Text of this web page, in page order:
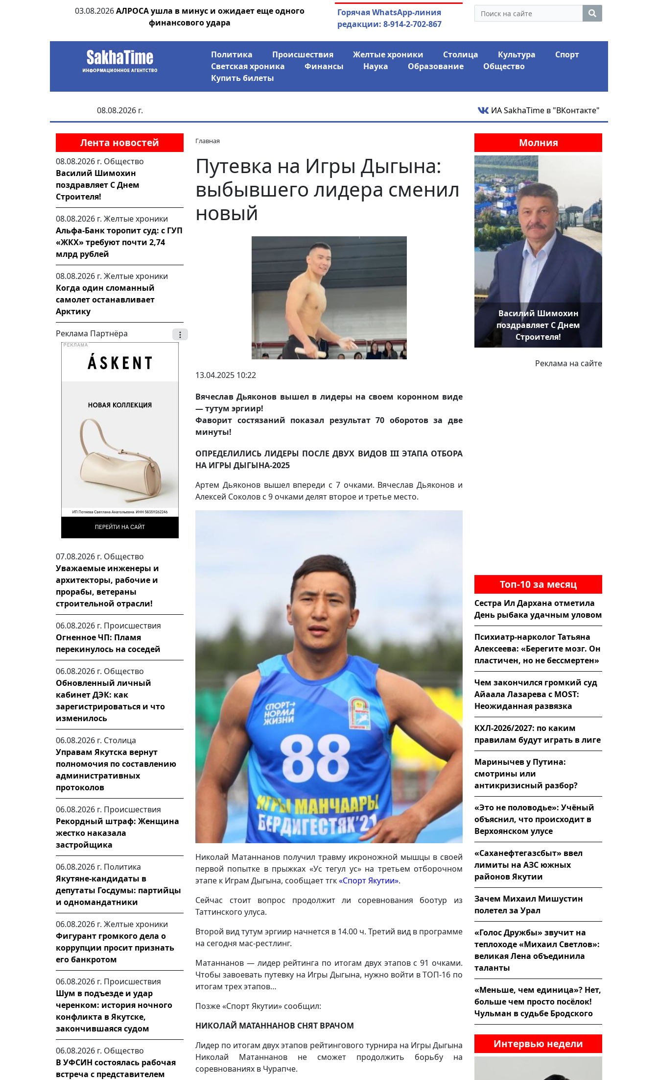
03.08.2026 АЛРОСА ушла в минус и ожидает еще одного
финансового удара
04.08.2026Маринычев у Путина: смотрины или
антикризисный разбор?
04.08.2026
заявил о
Горячая WhatsApp-линия
редакции: 8-914-2-702-867
Политика Происшествия Желтые хроники Столица Культура
Спорт
Светская хроника
Финансы Наука Образование
Общество
Купить билеты
08.08.2026 г. ИА SakhaTime в "ВКонтакте"
Лента новостей
08.08.2026 г. Общество
Василий Шимохин
поздравляет С Днем
Строителя!
08.08.2026 г. Желтые хроники
Альфа-Банк торопит суд: с ГУП
«ЖКХ» требуют почти 2,74
млрд рублей
08.08.2026 г. Желтые хроники
Когда один сломанный
самолет останавливает
Арктику
Реклама Партнёра
07.08.2026 г. Общество
Уважаемые инженеры и
архитекторы, рабочие и
прорабы, ветераны
строительной отрасли!
06.08.2026 г. Происшествия
Огненное ЧП: Пламя
перекинулось на соседей
06.08.2026 г. Общество
Обновленный личный
кабинет ДЭК: как
зарегистрироваться и что
изменилось
06.08.2026 г. Столица
Управам Якутска вернут
полномочия по составлению
административных
протоколов
06.08.2026 г. Происшествия
Рекордный штраф: Женщина
жестко наказала
застройщика
06.08.2026 г. Политика
Якутяне-кандидаты в
депутаты Госдумы: партийцы
и одномандатники
06.08.2026 г. Желтые хроники
Фигурант громкого дела о
коррупции просит признать
его банкротом
06.08.2026 г. Происшествия
Шум в подъезде и удар
черенком: история ночного
конфликта в Якутске,
закончившаяся судом
06.08.2026 г. Общество
В УФСИН состоялась рабочая
встреча с представителем
Главная
Путевка на Игры Дыгына:
выбывшего лидера сменил
новый
13.04.2025 10:22
Вячеслав Дьяконов вышел в лидеры на своем коронном виде
— тутум эргиир!
Фаворит состязаний показал результат 70 оборотов за две
минуты!
ОПРЕДЕЛИЛИСЬ ЛИДЕРЫ ПОСЛЕ ДВУХ ВИДОВ III ЭТАПА ОТБОРА
НА ИГРЫ ДЫГЫНА-2025
Артем Дьяконов вышел впереди с 7 очками. Вячеслав Дьяконов и
Алексей Соколов с 9 очками делят второе и третье место.
Николай Матаннанов получил травму икроножной мышцы в своей
первой попытке в прыжках «Ус тегул ус» на третьем отборочном
этапе к Играм Дыгына, сообщает тгк«Спорт Якутии».
Сейчас стоит вопрос продолжит ли соревнования боотур из
Таттинского улуса.
Второй вид тутум эргиир начнется в 14.00 ч. Третий вид в программе
на сегодня мас-рестлинг.
Матаннанов — лидер рейтинга по итогам двух этапов с 91 очками.
Чтобы завоевать путевку на Игры Дыгына, нужно войти в ТОП-16 по
итогам трех этапов…
Позже «Спорт Якутии» сообщил:
НИКОЛАЙ МАТАННАНОВ СНЯТ ВРАЧОМ
Лидер по итогам двух этапов рейтингового турнира на Игры Дыгына
Николай Матаннанов не сможет продолжить борьбу на
соревнованиях в Чурапче.
Молния
Василий Шимохин
поздравляет С Днем
Строителя!
Реклама на сайте
Топ-10 за месяц
Сестра Ил Дархана отметила
День рыбака удачным уловом
Психиатр-нарколог Татьяна
Алексеева: «Берегите мозг. Он
пластичен, но не бессмертен»
Чем закончился громкий суд
Айаала Лазарева с MOST:
Неожиданная развязка
КХЛ-2026/2027: по каким
правилам будут играть в лиге
Маринычев у Путина:
смотрины или
антикризисный разбор?
«Это не половодье»: Учёный
объяснил, что происходит в
Верхоянском улусе
«Саханефтегазсбыт» ввел
лимиты на АЗС южных
районов Якутии
Зачем Михаил Мишустин
полетел за Урал
«Голос Дружбы» звучит на
теплоходе «Михаил Светлов»:
великая Лена объединила
таланты
«Меньше, чем единица»? Нет,
больше чем просто посёлок!
Чульман в судьбе Бродского
Интервью недели